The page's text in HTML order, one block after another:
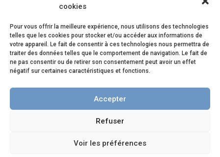
cookies
Pour vous offrir la meilleure expérience, nous utilisons des technologies
telles que les cookies pour stocker et/ou accéder aux informations de
votre appareil. Le fait de consentir à ces technologies nous permettra de
traiter des données telles que le comportement de navigation. Le fait de
ne pas consentir ou de retirer son consentement peut avoir un effet
négatif sur certaines caractéristiques et fonctions.
Accepter
Refuser
Voir les préférences
Devenir bénévole
NOS ÉVÈNEMENTS
Family Pride Festival
Journée en Famille.s
Soirée en Famille.s
Site créé par Entreprendre Éthique